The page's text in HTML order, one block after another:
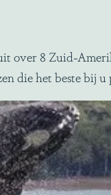
over 8 Zuid-
die het beste bij u